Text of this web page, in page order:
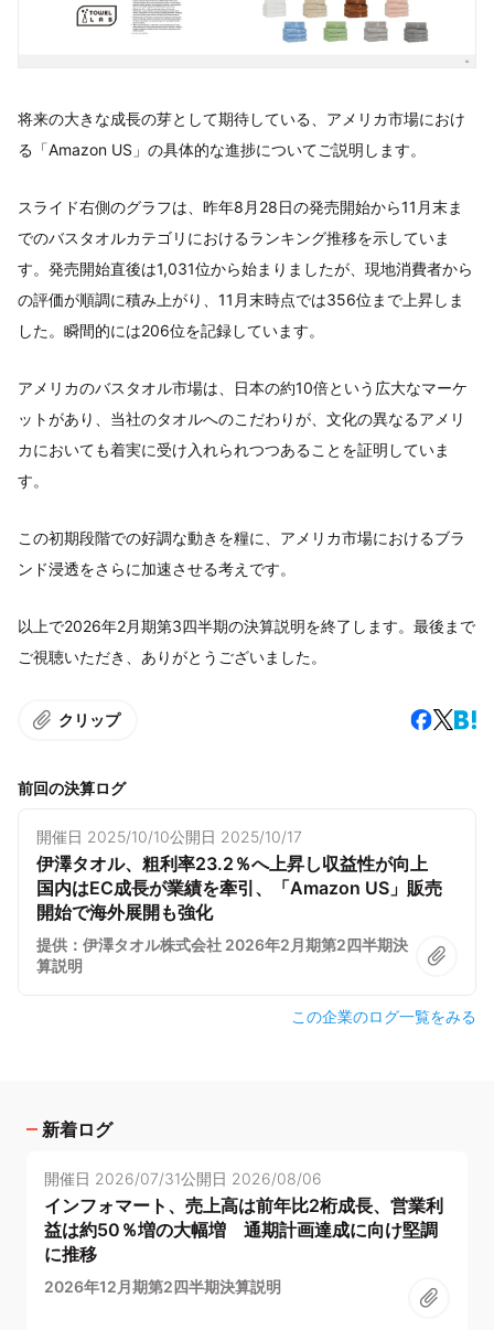
将来の大きな成長の芽として期待している、アメリカ市場におけ
る「Amazon US」の具体的な進捗についてご説明します。
スライド右側のグラフは、昨年8月28日の発売開始から11月末ま
でのバスタオルカテゴリにおけるランキング推移を示していま
す。発売開始直後は1,031位から始まりましたが、現地消費者から
の評価が順調に積み上がり、11月末時点では356位まで上昇しま
した。瞬間的には206位を記録しています。
アメリカのバスタオル市場は、日本の約10倍という広大なマーケ
ットがあり、当社のタオルへのこだわりが、文化の異なるアメリ
カにおいても着実に受け入れられつつあることを証明していま
す。
この初期段階での好調な動きを糧に、アメリカ市場におけるブラ
ンド浸透をさらに加速させる考えです。
以上で2026年2月期第3四半期の決算説明を終了します。最後まで
ご視聴いただき、ありがとうございました。
クリップ
前回の決算ログ
開催日 2025/10/10公開日 2025/10/17
伊澤タオル、粗利率23.2％へ上昇し収益性が向上
国内はEC成長が業績を牽引、「Amazon US」販売
開始で海外展開も強化
提供：伊澤タオル株式会社 2026年2月期第2四半期決
算説明
この企業のログ一覧をみる
新着ログ
開催日 2026/07/31公開日 2026/08/06
インフォマート、売上高は前年比2桁成長、営業利
益は約50％増の大幅増 通期計画達成に向け堅調
に推移
2026年12月期第2四半期決算説明